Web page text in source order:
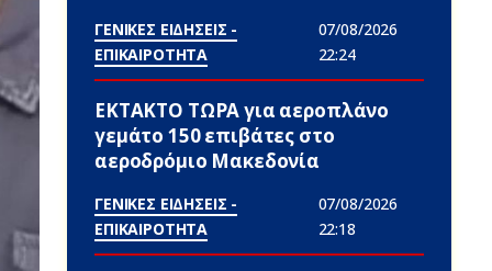
ΓΕΝΙΚΕΣ ΕΙΔΗΣΕΙΣ -
ΕΠΙΚΑΙΡΟΤΗΤΑ
07/08/2026
22:24
ΕΚΤΑΚΤΟ ΤΩΡΑ για αεροπλάνο
γεμάτο 150 επιβάτες στο
αεροδρόμιο Μακεδονία
ΓΕΝΙΚΕΣ ΕΙΔΗΣΕΙΣ -
ΕΠΙΚΑΙΡΟΤΗΤΑ
07/08/2026
22:18